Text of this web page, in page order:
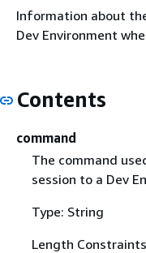
Information about
Dev Environment
Contents
command
The command
session to a Dev
Type: String
Length